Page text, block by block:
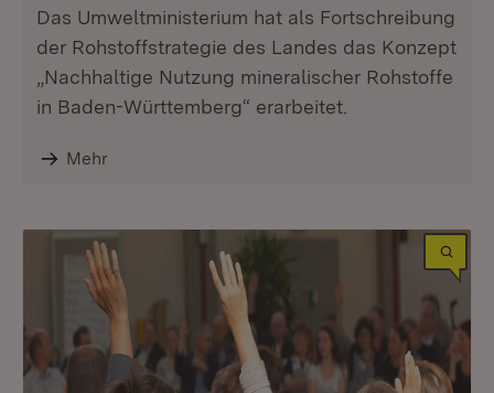
Das Umweltministerium hat als Fortschreibung
der Rohstoffstrategie des Landes das Konzept
„Nachhaltige Nutzung mineralischer Rohstoffe
in Baden-Württemberg“ erarbeitet.
Mehr